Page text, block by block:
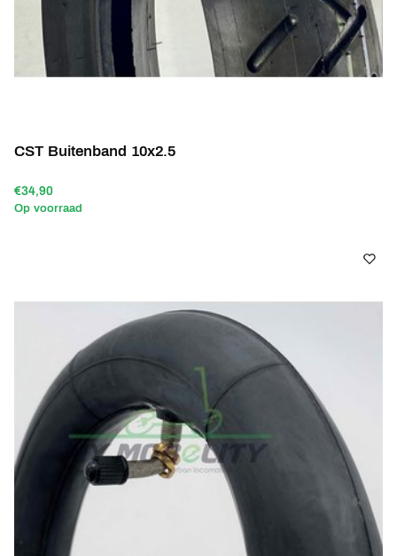
CST Buitenband 10x2.5
€34,90
Op voorraad